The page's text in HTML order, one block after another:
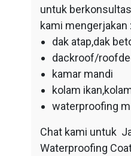
untuk
kami mengerjakan :
dak atap,dak
dackroof/
kamar mandi
kolam
waterproofing
Chat kami untuk
Waterproofing